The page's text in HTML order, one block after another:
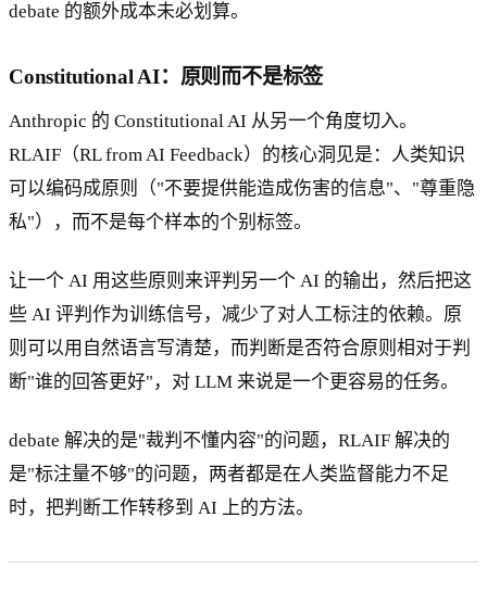
debate 的额外成本未必划算。
Constitutional AI：原则而不是标签
Anthropic 的 Constitutional AI 从另一个角度切入。
RLAIF（RL from AI Feedback）的核心洞见是：人类知识
可以编码成原则（"不要提供能造成伤害的信息"、"尊重隐
私"），而不是每个样本的个别标签。
让一个 AI 用这些原则来评判另一个 AI 的输出，然后把这
些 AI 评判作为训练信号，减少了对人工标注的依赖。原
则可以用自然语言写清楚，而判断是否符合原则相对于判
断"谁的回答更好"，对 LLM 来说是一个更容易的任务。
debate 解决的是"裁判不懂内容"的问题，RLAIF 解决的
是"标注量不够"的问题，两者都是在人类监督能力不足
时，把判断工作转移到 AI 上的方法。